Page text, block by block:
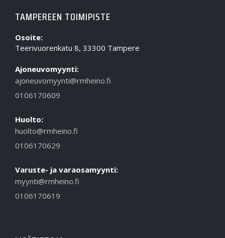
TAMPEREEN TOIMIPISTE
Osoite:
Teerivuorenkatu 8, 33300 Tampere
Ajoneuvomyynti:
ajoneuvomyynti@rmheino.fi
0106170609
Huolto:
huolto@rmheino.fi
0106170629
Varuste- ja varaosamyynti:
myynti@rmheino.fi
0106170619